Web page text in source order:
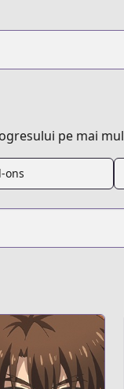
devil-storm/
pe mai
ons